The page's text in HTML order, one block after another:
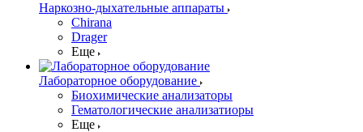
Наркозно-дыхательные аппараты
Chirana
Drager
Еще
Лабораторное оборудование
Биохимические анализаторы
Гематологические анализатиоры
Еще